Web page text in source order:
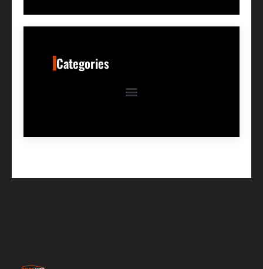
Categories